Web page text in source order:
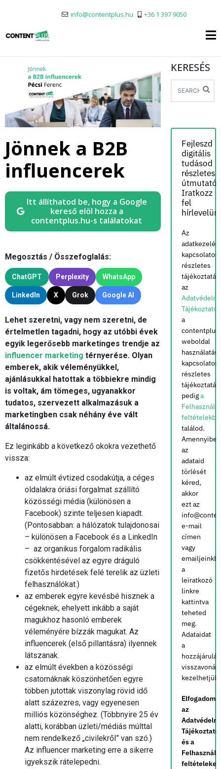
info@contentplus.hu +36 1 397 9050
Jönnek a B2B
influencerek
Itt állíthatod be, hogy a Google
kereső elöl hozza a
contentplus.hu-s találatokat
Megosztás / Összefoglalás:
ChatGPT Perplexity WhatsApp
LinkedIn X Grok Google AI
Lehet szeretni, vagy nem szeretni, de
értelmetlen tagadni, hogy az utóbbi évek
egyik legerősebb marketinges trendje az
influencer marketing térnyerése. Olyan
emberek, akik véleményükkel,
ajánlásukkal hatottak a többiekre mindig
is voltak, ám tömeges, ugyanakkor
tudatos, szervezett alkalmazásuk a
marketingben csak néhány éve vált
általánossá.
Ez leginkább a következő okokra vezethető
vissza:
az elmúlt évtized csodakútja, a céges
oldalakra óriási forgalmat szállító
közösségi média (különösen a
Facebook) szinte teljesen kiapadt.
(Pontosabban: a hálózatok tulajdonosai
– különösen a Facebook és a LinkedIn
– az organikus forgalom radikális
csökkentésével az egyre dráguló
fizetős hirdetések felé terelik az üzleti
felhasználókat.)
az emberek egyre kevésbé hisznek a
cégeknek, ehelyett inkább a saját
magukhoz hasonló emberek
véleményére bízzák magukat. Az
influencerek (első pillantásra) ilyennek
látszanak.
az elmúlt években a közösségi
csatornáknak köszönhetően egyre
többen jutottak viszonylag rövid idő
alatt százezres, vagy egyenesen
milliós közönséghez. (Többnyire 25 év
alatti, korábban üzleti/médiás múlttal
nem rendelkező „civilekről” van szó.)
Az influencer marketing erre a sikerre
igyekszik rátelepedni.
KERESÉS
Fejleszd
digitális
tudásod
részletes
Iratkozz
fel
Az
kapcsolatos
részletes
az
Adatvédelmi
a
weboldal
kapcsolatos
részletes
pediga
találod.
Amennyiben
az
adataid
törlését
kéred,
akkor
ezt az
e-mail
címen
vagy
a
leiratkozó
linkre
kattintva
teheted
meg.
Adataidat
a
kezelhetjük.
Elfogadom
az
Adatvédelmi
Tájékoztatót
és a
feltételeket.